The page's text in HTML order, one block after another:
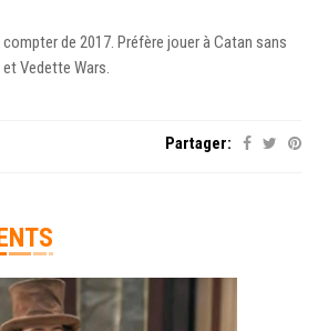
de 2017. Préfère jouer à Catan sans
Vedette Wars.
Partager: